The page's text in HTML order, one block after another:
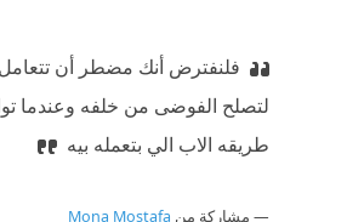
فلنفترض أنك مضطر أن
لتصلح الفوضى من خلفه وعندما
طريقه الاب الي بتعمله بيه
مشاركة من Mona Mostafa